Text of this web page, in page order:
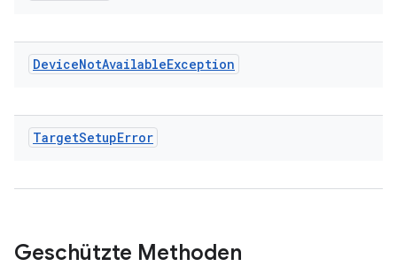
DeviceNotAvailableException
TargetSetupError
Geschützte Methoden